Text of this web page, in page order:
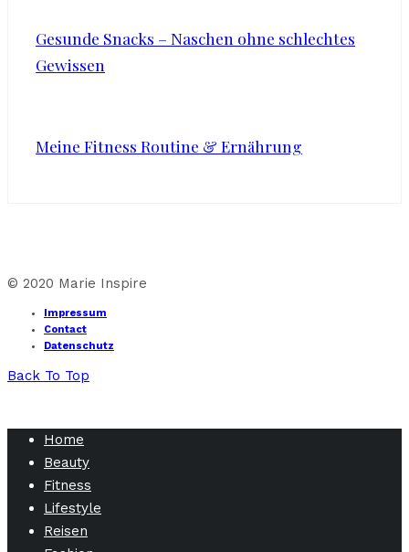
Gesunde Snacks – Naschen ohne schlechtes
Gewissen
Meine Fitness Routine & Ernährung
© 2020 Marie Inspire
Impressum
Contact
Datenschutz
Back To Top
Home
Beauty
Fitness
Lifestyle
Reisen